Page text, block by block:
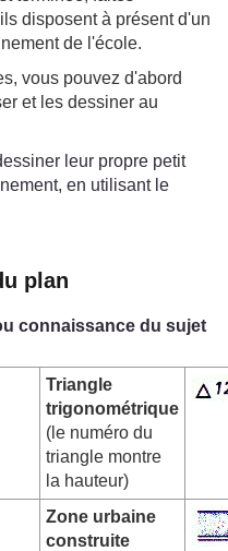
disposent à présent d'un
de l'école.
vous pouvez d'abord
et les dessiner au
leur propre petit
en utilisant le
plan
connaissance du sujet
Triangle
trigonométrique
(le numéro du
triangle montre
la hauteur)
Zone urbaine
construite